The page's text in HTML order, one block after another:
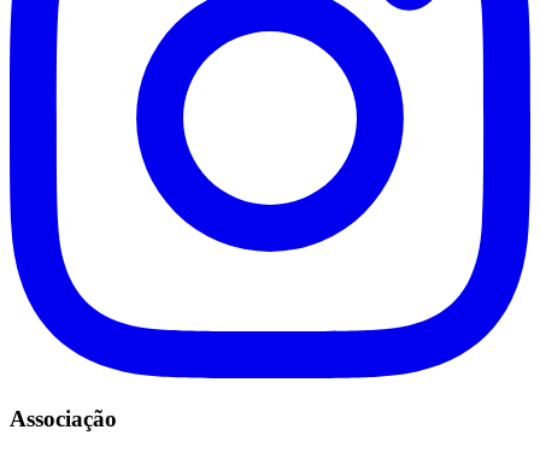
Associação